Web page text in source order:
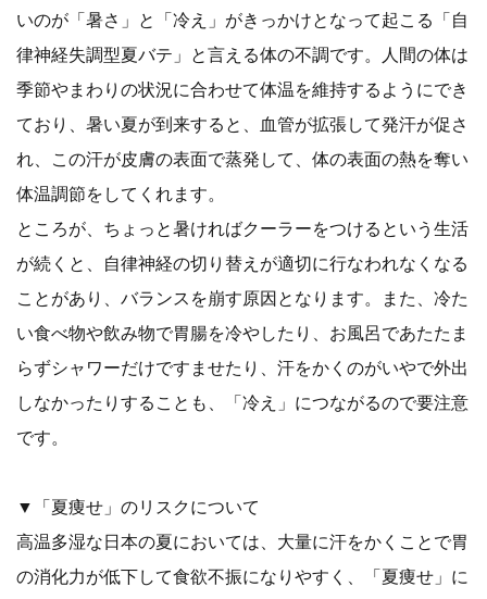
いのが「暑さ」と「冷え」がきっかけとなって起こる「自
律神経失調型夏バテ」と言える体の不調です。人間の体は
季節やまわりの状況に合わせて体温を維持するようにでき
ており、暑い夏が到来すると、血管が拡張して発汗が促さ
れ、この汗が皮膚の表面で蒸発して、体の表面の熱を奪い
体温調節をしてくれます。
ところが、ちょっと暑ければクーラーをつけるという生活
が続くと、自律神経の切り替えが適切に行なわれなくなる
ことがあり、バランスを崩す原因となります。また、冷た
い食べ物や飲み物で胃腸を冷やしたり、お風呂であたたま
らずシャワーだけですませたり、汗をかくのがいやで外出
しなかったりすることも、「冷え」につながるので要注意
です。
▼「夏痩せ」のリスクについて
高温多湿な日本の夏においては、大量に汗をかくことで胃
の消化力が低下して食欲不振になりやすく、「夏痩せ」に